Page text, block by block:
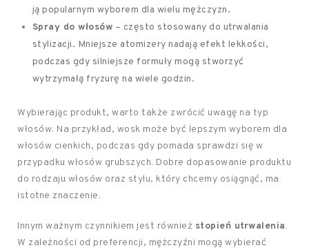
ją popularnym wyborem dla wielu mężczyzn.
Spray do włosów – często stosowany do utrwalania
stylizacji. Mniejsze atomizery nadają efekt lekkości,
podczas gdy silniejsze formuły mogą stworzyć
wytrzymałą fryzurę na wiele godzin.
Wybierając produkt, warto także zwrócić uwagę na typ
włosów. Na przykład, wosk może być lepszym wyborem dla
włosów cienkich, podczas gdy pomada sprawdzi się w
przypadku włosów grubszych. Dobre dopasowanie produktu
do rodzaju włosów oraz stylu, który chcemy osiągnąć, ma
istotne znaczenie.
Innym ważnym czynnikiem jest również stopień utrwalenia.
W zależności od preferencji, mężczyźni mogą wybierać